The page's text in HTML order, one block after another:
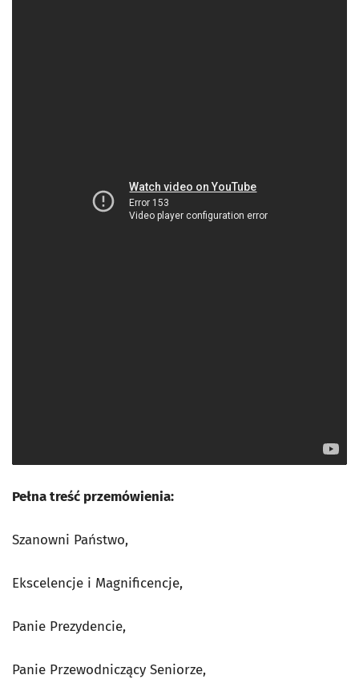
Pełna treść przemówienia:
Szanowni Państwo,
Ekscelencje i Magnificencje,
Panie Prezydencie,
Panie Przewodniczący Seniorze,